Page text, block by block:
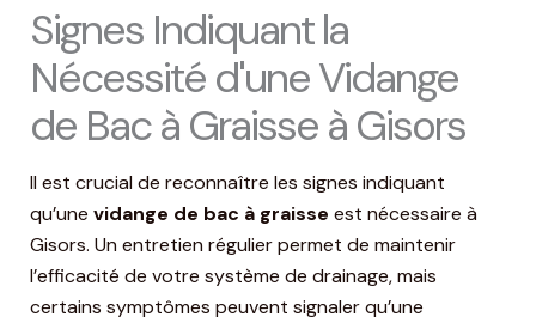
Signes Indiquant la
Nécessité d'une Vidange
de Bac à Graisse à Gisors
Il est crucial de reconnaître les signes indiquant
qu’une vidange de bac à graisse est nécessaire à
Gisors. Un entretien régulier permet de maintenir
l’efficacité de votre système de drainage, mais
certains symptômes peuvent signaler qu’une